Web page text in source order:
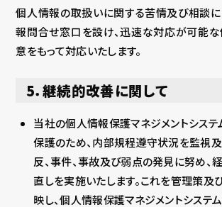
個人情報の取扱いに関する苦情及び相談に
報問合せ窓口を設け、迅速な対応が可能な
意をもって対応いたします。
5．継続的改善に関して
当社の個人情報保護マネジメントシステ
保護のため、内部規程遵守状況を監視
反、事件、事故及び弱点の発見に努め、
直しを実施いたします。これを管理策及
映し、個人情報保護マネジメントシステ